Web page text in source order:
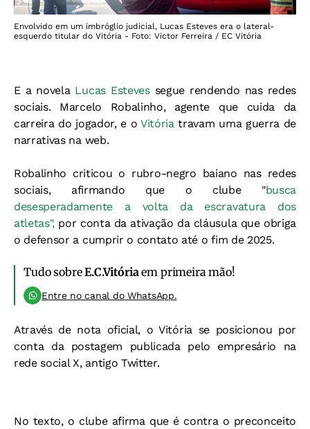
Envolvido em um imbróglio judicial, Lucas Esteves era o lateral-
esquerdo titular do Vitória - Foto: Victor Ferreira / EC Vitória
E a novela Lucas Esteves segue rendendo nas redes
sociais. Marcelo Robalinho, agente que cuida da
carreira do jogador, e o Vitóriatravam uma guerra de
narrativas na web.
Robalinho criticou o rubro-negro baiano nas redes
sociais, afirmando que o clube "busca
desesperadamente a volta da escravatura dos
atletas", por conta da ativação da cláusula que obriga
o defensor a cumprir o contato até o fim de 2025.
Tudo sobreE.C.Vitóriaem primeira mão!
Entre no canal do WhatsApp.
Através de nota oficial, o Vitória se posicionou por
conta da postagem publicada pelo empresário na
rede social X, antigo Twitter.
No texto, o clube afirma que é contra o preconceito